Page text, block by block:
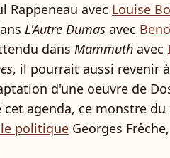
Rappeneau avec Louise
L'Autre Dumas avec
dans Mammuth avec
, il pourrait aussi revenir
d'une oeuvre de
cet agenda, ce monstre
politique Georges